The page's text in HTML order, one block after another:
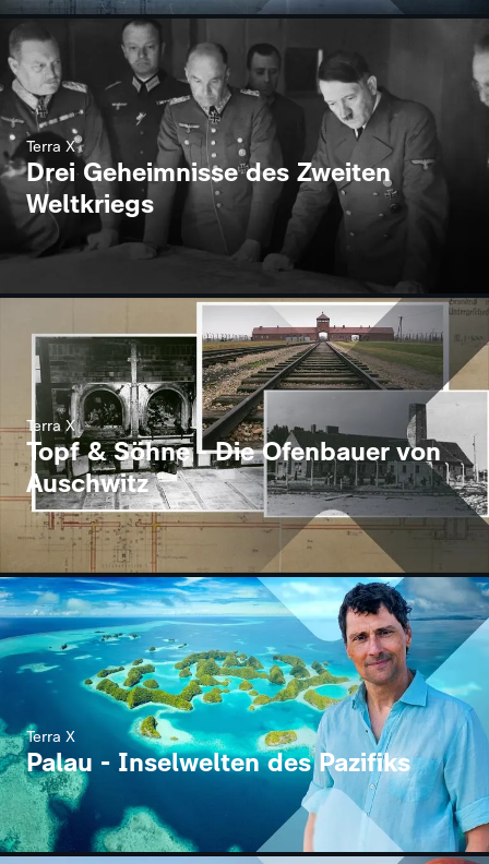
Terra X
Drei Geheimnisse des Zweiten
Weltkriegs
Terra X
Topf & Söhne - Die Ofenbauer von
Auschwitz
Terra X
Palau - Inselwelten des Pazifiks